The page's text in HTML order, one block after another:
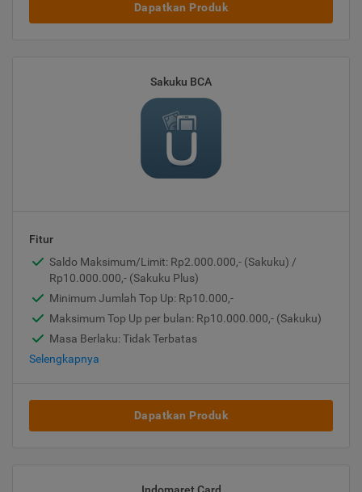
Dapatkan Produk
Sakuku BCA
Fitur
Saldo Maksimum/Limit: Rp2.000.000,- (Sakuku) /
Rp10.000.000,- (Sakuku Plus)
Minimum Jumlah Top Up: Rp10.000,-
Maksimum Top Up per bulan: Rp10.000.000,- (Sakuku)
Masa Berlaku: Tidak Terbatas
Selengkapnya
Dapatkan Produk